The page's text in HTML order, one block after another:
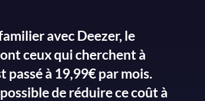
avec Deezer, le
ceux qui cherchent à
à 19,99€ par mois.
de réduire ce coût à